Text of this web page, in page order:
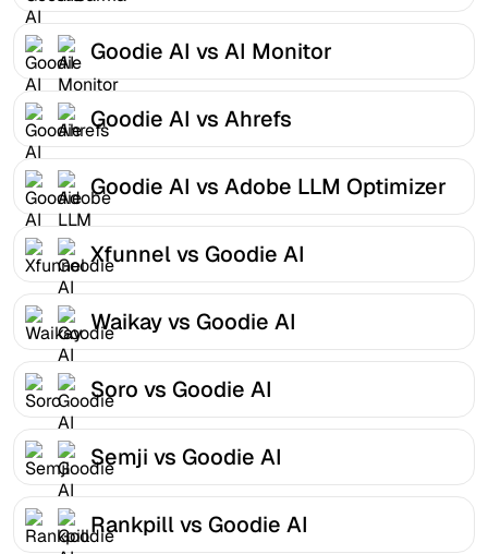
Goodie AI vs AI Monitor
Goodie AI vs Ahrefs
Goodie AI vs Adobe LLM Optimizer
Xfunnel vs Goodie AI
Waikay vs Goodie AI
Soro vs Goodie AI
Semji vs Goodie AI
Rankpill vs Goodie AI